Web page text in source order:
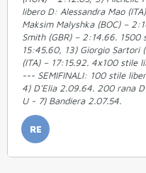
libero D: Alessandra Mao
Maksim Malyshka (BOC) –
Smith (GBR) – 2:14.66. 1500
15:45.60, 13) Giorgio Sartori
(ITA) – 17:15.92. 4x100 stile
--- SEMIFINALI: 100 stile
4) D'Elia 2.09.64. 200 rana
U - 7) Bandiera 2.07.54.
RE